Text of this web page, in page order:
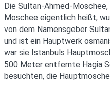
Die Sultan-Ahmed-
Moschee eigentlich heißt,
von dem Namensgeber
und ist ein Hauptwerk
war sie Istanbuls
500 Meter entfernte Hagia
besuchten, die